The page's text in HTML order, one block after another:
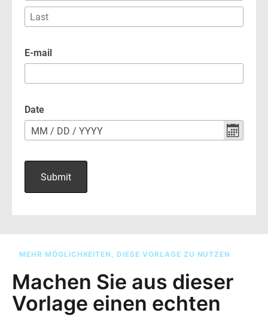
MEHR MÖGLICHKEITEN, DIESE VORLAGE ZU NUTZEN
Machen Sie aus dieser
Vorlage einen echten